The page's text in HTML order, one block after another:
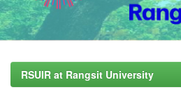
RSUIR at Rangsit University